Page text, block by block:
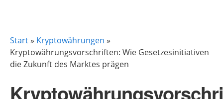
Start» Kryptowährungen »
Kryptowährungsvorschriften: Wie Gesetzesinitiativen
die Zukunft des Marktes prägen